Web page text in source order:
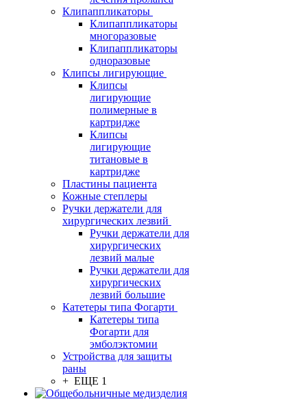
Клипаппликаторы
Клипаппликаторы
многоразовые
Клипаппликаторы
одноразовые
Клипсы лигирующие
Клипсы
лигирующие
полимерные в
картридже
Клипсы
лигирующие
титановые в
картридже
Пластины пациента
Кожные степлеры
Ручки держатели для
хирургических лезвий
Ручки держатели для
хирургических
лезвий малые
Ручки держатели для
хирургических
лезвий большие
Катетеры типа Фогарти
Катетеры типа
Фогарти для
эмболэктомии
Устройства для защиты
раны
+ ЕЩЕ 1